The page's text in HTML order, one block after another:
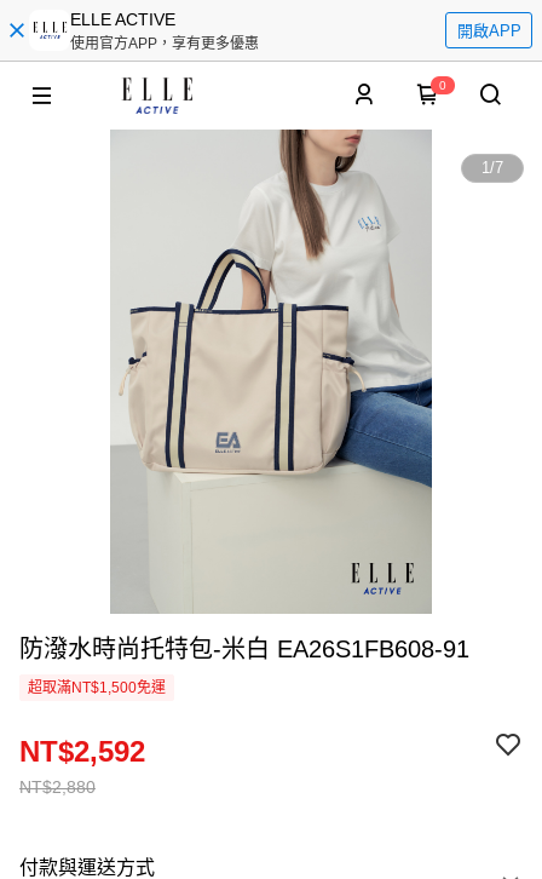
ELLE ACTIVE
使用官方APP，享有更多優惠
開啟APP
0
1/7
防潑水時尚托特包-米白 EA26S1FB608-91
超取滿NT$1,500免運
NT$2,880
NT$2,592
付款與運送方式